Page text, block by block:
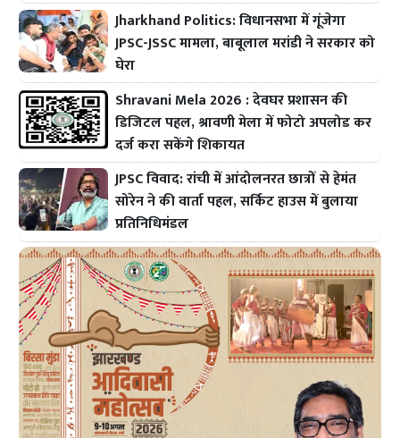
Jharkhand Politics: विधानसभा में गूंजेगा
JPSC-JSSC मामला, बाबूलाल मरांडी ने सरकार को
घेरा
Shravani Mela 2026 : देवघर प्रशासन की
डिजिटल पहल, श्रावणी मेला में फोटो अपलोड कर
दर्ज करा सकेंगे शिकायत
JPSC विवाद: रांची में आंदोलनरत छात्रों से हेमंत
सोरेन ने की वार्ता पहल, सर्किट हाउस में बुलाया
प्रतिनिधिमंडल